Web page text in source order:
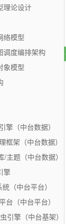
理论设计
络模型
调度编排架构
象模型
擎（中台数据）
框架（中台数据）
主题（中台数据）
擎
（中台平台）
台（中台平台）
引擎（中台基架）